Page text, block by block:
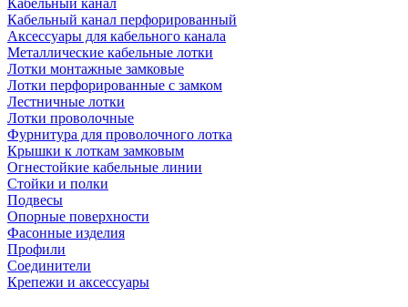
Кабельный канал
Кабельный канал перфорированный
Аксессуары для кабельного канала
Металлические кабельные лотки
Лотки монтажные замковые
Лотки перфорированные с замком
Лестничные лотки
Лотки проволочные
Фурнитура для проволочного лотка
Крышки к лоткам замковым
Огнестойкие кабельные линии
Стойки и полки
Подвесы
Опорные поверхности
Фасонные изделия
Профили
Соединители
Крепежи и аксессуары